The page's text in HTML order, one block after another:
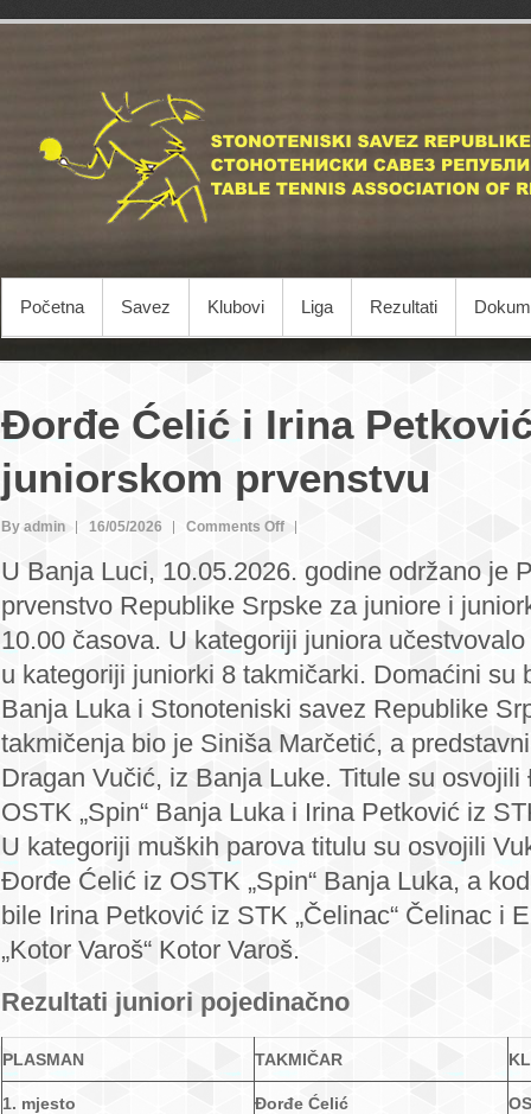
Početna Savez Klubovi Liga Rezultati
Đorđe Ćelić i Irina
juniorskom prvenstvu
By admin 16/05/2026 Comments Offon
Ćelić
i
Irina
Petković
najbolji
juniorskom
prvenstvu
U Banja Luci, 10.05.2026. godine održano je
prvenstvo Republike Srpske za juniore i
10.00 časova. U kategoriji juniora
u kategoriji juniorki 8 takmičarki. Domaćini su
Banja Luka i Stonoteniski savez Republike
takmičenja bio je Siniša Marčetić, a
Dragan Vučić, iz Banja Luke. Titule su
OSTK „Spin“ Banja Luka i Irina Petković iz
U kategoriji muških parova titulu su osvojili
Đorđe Ćelić iz OSTK „Spin“ Banja Luka, a
bile Irina Petković iz STK „Čelinac“ Čelinac i
„Kotor Varoš“ Kotor Varoš.
Rezultati juniori pojedinačno
PLASMAN TAKMIČAR
1. mjesto Đorđe Ćelić